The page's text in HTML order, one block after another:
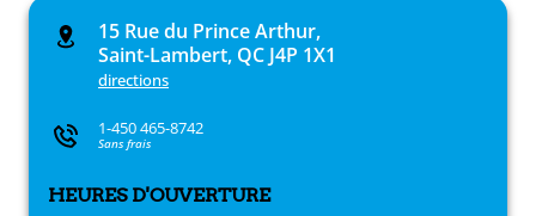
15 Rue du Prince Arthur,
Saint-Lambert, QC J4P 1X1
directions
1-450 465-8742
Sans frais
HEURES D'OUVERTURE